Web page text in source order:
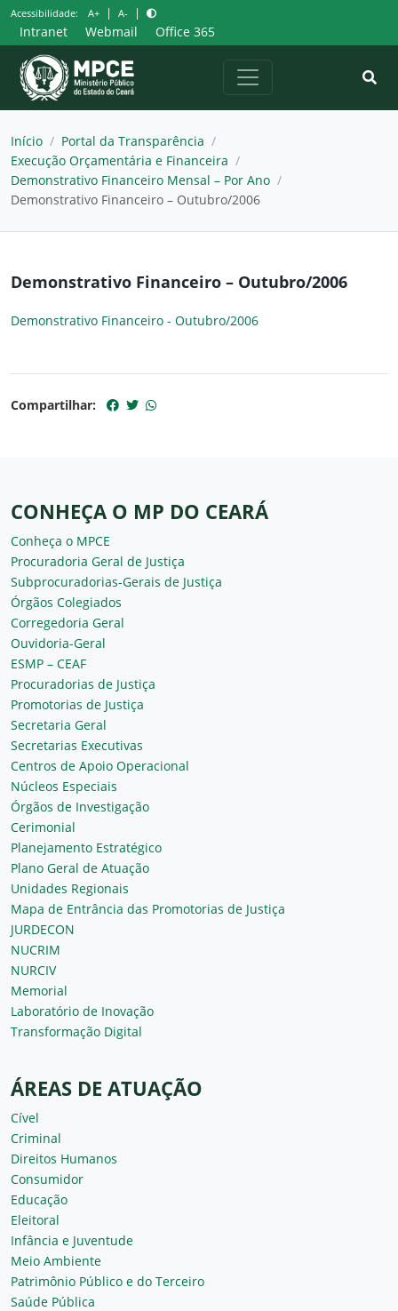
Pular
para
o
conteúdo
Acessibilidade: A+ | A- |
Intranet Webmail Office 365
Início / Portal da Transparência /
Execução Orçamentária e Financeira /
Demonstrativo Financeiro Mensal – Por Ano /
Demonstrativo Financeiro – Outubro/2006
Demonstrativo Financeiro – Outubro/2006
Demonstrativo Financeiro - Outubro/2006
Compartilhar:
CONHEÇA O MP DO CEARÁ
Conheça o MPCE
Procuradoria Geral de Justiça
Subprocuradorias-Gerais de Justiça
Órgãos Colegiados
Corregedoria Geral
Ouvidoria-Geral
ESMP – CEAF
Procuradorias de Justiça
Promotorias de Justiça
Secretaria Geral
Secretarias Executivas
Centros de Apoio Operacional
Núcleos Especiais
Órgãos de Investigação
Cerimonial
Planejamento Estratégico
Plano Geral de Atuação
Unidades Regionais
Mapa de Entrância das Promotorias de Justiça
JURDECON
NUCRIM
NURCIV
Memorial
Laboratório de Inovação
Transformação Digital
ÁREAS DE ATUAÇÃO
Cível
Criminal
Direitos Humanos
Consumidor
Educação
Eleitoral
Infância e Juventude
Meio Ambiente
Patrimônio Público e do Terceiro
Saúde Pública